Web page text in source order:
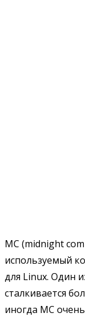
MC (midnight
используемый
для Linux. Один
сталкивается
иногда MC